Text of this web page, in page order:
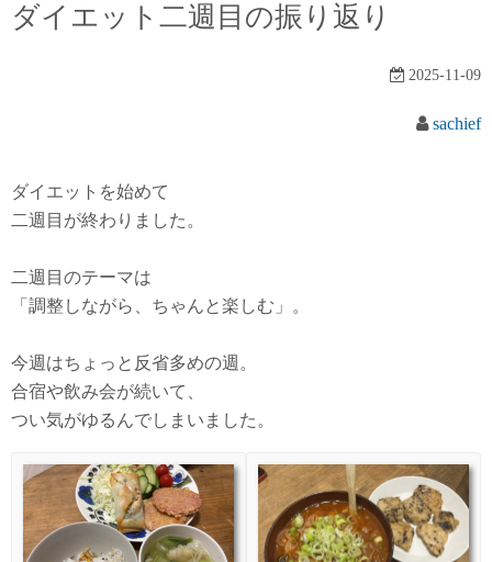
ダイエット二週目の振り返り
2025-11-09
sachief
ダイエットを始めて
二週目が終わりました。
二週目のテーマは
「調整しながら、ちゃんと楽しむ」。
今週はちょっと反省多めの週。
合宿や飲み会が続いて、
つい気がゆるんでしまいました。